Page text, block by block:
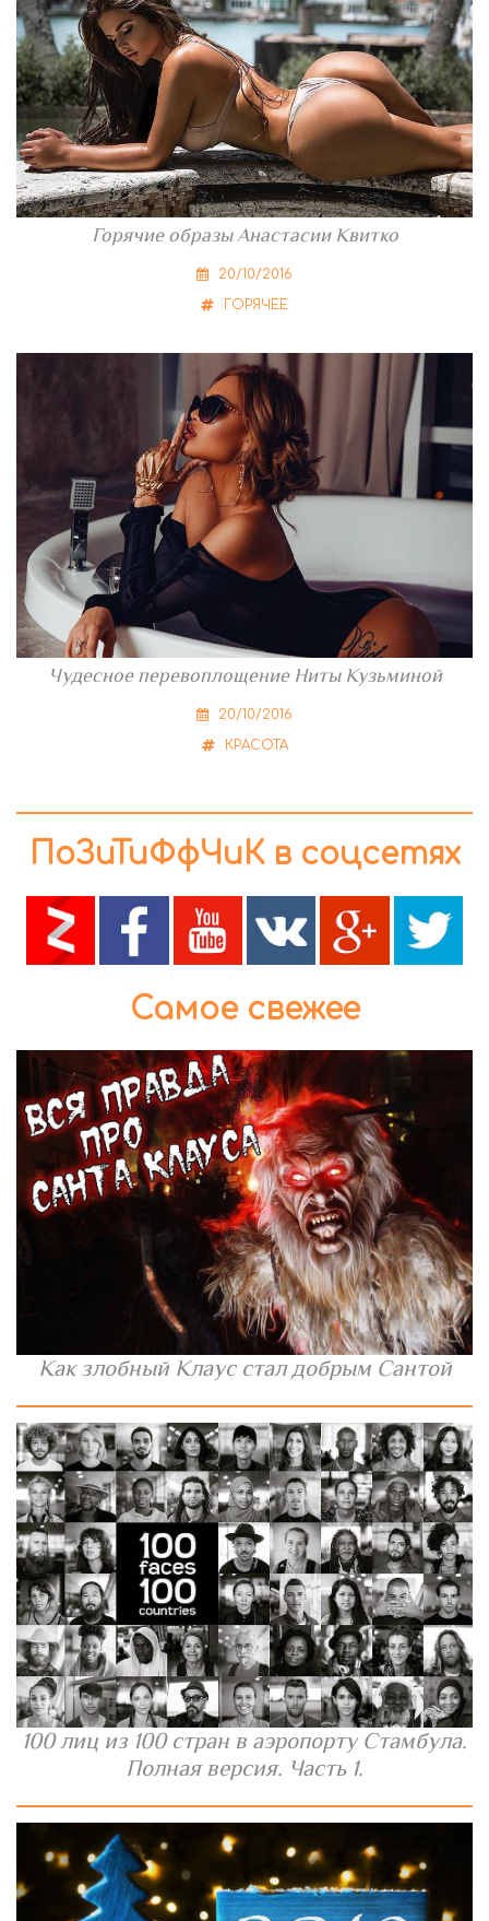
Горячие образы Анастасии Квитко
20/10/2016
ГОРЯЧЕЕ
Чудесное перевоплощение Ниты Кузьминой
20/10/2016
КРАСОТА
ПоЗиТиФфЧиК в соцсетях
Самое свежее
Как злобный Клаус стал добрым Сантой
100 лиц из 100 стран в аэропорту Стамбула.
Полная версия. Часть 1.